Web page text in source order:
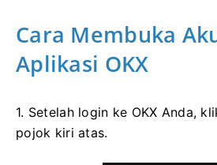
Cara Membuka
Aplikasi OKX
1. Setelah login ke OKX Anda,
pojok kiri atas.